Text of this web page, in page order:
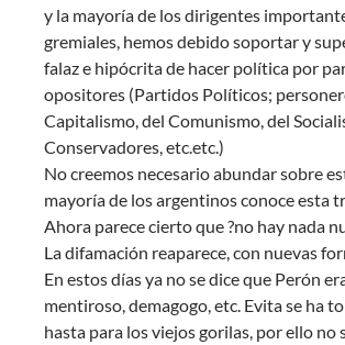
y la mayoría de los dirigentes
gremiales, hemos debido soportar y
falaz e hipócrita de hacer política por
opositores (Partidos Políticos;
Capitalismo, del Comunismo, del
Conservadores, etc.etc.)
No creemos necesario abundar sobre
mayoría de los argentinos conoce esta
Ahora parece cierto que ?no hay nada
La difamación reaparece, con nuevas
En estos días ya no se dice que Perón
mentiroso, demagogo, etc. Evita se ha
hasta para los viejos gorilas, por ello no